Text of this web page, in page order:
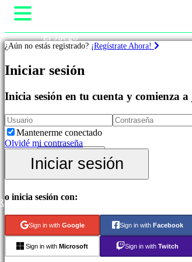
Juegos
Destacados
Free
to
Play
Juegos
de
Juegos
MMO
Juegos
RPG
Juegos
El Juego
Gameplay
Noticias
Guías
Regístrate
¿Aún no estás registrado? ¡Regístrate Ahora!
Iniciar sesión
Inicia sesión en tu cuenta y comienza
Mantenerme conectado
Olvidé mi contraseña
Iniciar sesión
o inicia sesión con:
Sign in with Google Sign in with Facebook
Sign in with Microsoft Sign in with Twitch